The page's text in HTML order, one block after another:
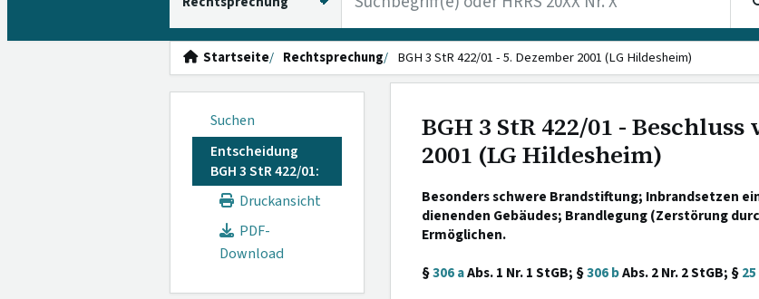
Startseite Rechtsprechung BGH 3 StR 422/01 - 5. Dezember 2001 (LG Hildesheim)
Suchen
Entscheidung
BGH 3 StR 422/01:
Druckansicht
PDF-
Download
BGH 3 StR 422/01 -
2001 (LG Hildesheim)
Besonders schwere Brandstiftung; Inbrandsetzen
dienenden Gebäudes; Brandlegung (Zerstörung
Ermöglichen.
§306 aAbs. 1 Nr. 1 StGB; §306 bAbs. 2 Nr. 2 StGB; §25